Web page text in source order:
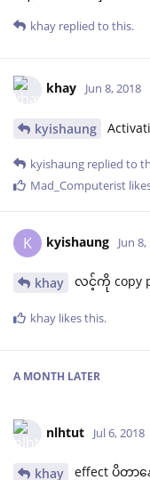
khay replied to this.
khay Jun 8, 2018
kyishaung
kyishaung replied to
Mad_Computerist
K kyishaung Jun
khay လင့်ကို copy
khay likes this.
A MONTH LATER
nlhtut Jul 6, 2018
khay effect ပိတာ